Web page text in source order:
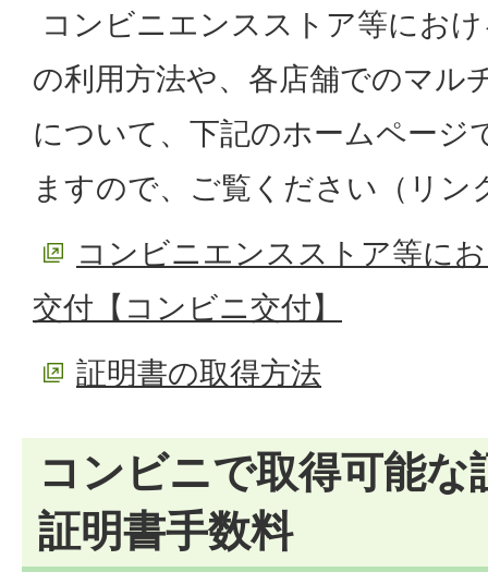
コンビニエンスストア等にお
の利用方法や、各店舗でのマル
について、下記のホームページ
ますので、ご覧ください（リン
コンビニエンスストア等に
交付【コンビニ交付】
証明書の取得方法
コンビニで取得可能な
証明書手数料